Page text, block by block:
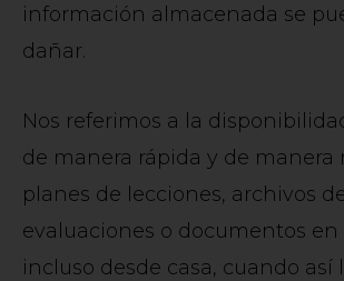
información almacenada se
dañar.
Nos referimos a la
de manera rápida y de manera
planes de lecciones, archivos
evaluaciones o documentos en
incluso desde casa, cuando así